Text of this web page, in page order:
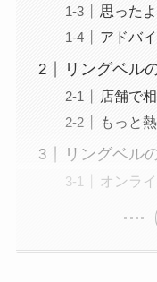
思った
アドバ
リングベル
店舗で
もっと
リングベル
オンラ